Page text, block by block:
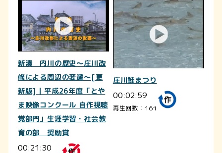
新湊 内川の歴史～庄川改
修による周辺の変遷～[更
新版]｜平成26年度「とや
ま映像コンクール 自作視聴
覚部門」生涯学習・社会教
育の部 奨励賞
00:21:30
庄川鮭まつり
00:02:59
再生回数：161